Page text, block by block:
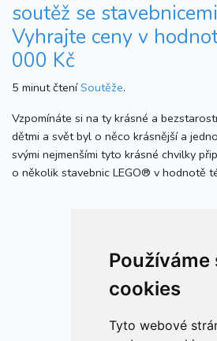
cookies
Tyto webové
soutěž se
Vyhrajte ceny v
000 Kč
5 minut čtení Soutěže.
Vzpomínáte si na ty krásné a
dětmi a svět byl o něco krásnější a
svými nejmenšími tyto krásné chvilky
o několik stavebnic LEGO® v hodnotě